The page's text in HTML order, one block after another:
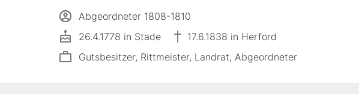
Abgeordneter 1808-1810
26.4.1778 in Stade
17.6.1838 in Herford
Gutsbesitzer, Rittmeister, Landrat, Abgeordneter